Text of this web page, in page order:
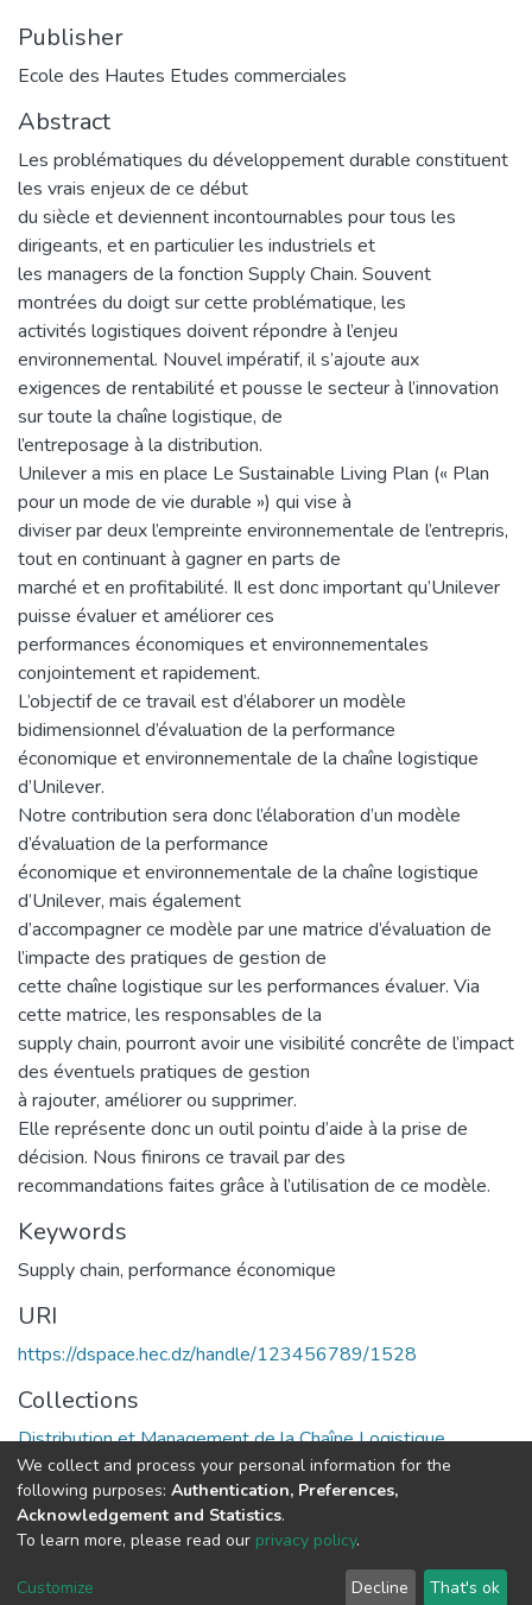
Publisher
Ecole des Hautes Etudes commerciales
Abstract
Les problématiques du développement durable constituent
les vrais enjeux de ce début
du siècle et deviennent incontournables pour tous les
dirigeants, et en particulier les industriels et
les managers de la fonction Supply Chain. Souvent
montrées du doigt sur cette problématique, les
activités logistiques doivent répondre à l’enjeu
environnemental. Nouvel impératif, il s’ajoute aux
exigences de rentabilité et pousse le secteur à l’innovation
sur toute la chaîne logistique, de
l’entreposage à la distribution.
Unilever a mis en place Le Sustainable Living Plan (« Plan
pour un mode de vie durable ») qui vise à
diviser par deux l’empreinte environnementale de l’entrepris,
tout en continuant à gagner en parts de
marché et en profitabilité. Il est donc important qu’Unilever
puisse évaluer et améliorer ces
performances économiques et environnementales
conjointement et rapidement.
L’objectif de ce travail est d’élaborer un modèle
bidimensionnel d’évaluation de la performance
économique et environnementale de la chaîne logistique
d’Unilever.
Notre contribution sera donc l’élaboration d’un modèle
d’évaluation de la performance
économique et environnementale de la chaîne logistique
d’Unilever, mais également
d’accompagner ce modèle par une matrice d’évaluation de
l’impacte des pratiques de gestion de
cette chaîne logistique sur les performances évaluer. Via
cette matrice, les responsables de la
supply chain, pourront avoir une visibilité concrête de l’impact
des éventuels pratiques de gestion
à rajouter, améliorer ou supprimer.
Elle représente donc un outil pointu d’aide à la prise de
décision. Nous finirons ce travail par des
recommandations faites grâce à l’utilisation de ce modèle.
Keywords
Supply chain, performance économique
URI
https://dspace.hec.dz/handle/123456789/1528
Collections
Distribution et Management de la Chaîne Logistique
Full item page
DSpace software copyright © 2002-2026
Cookie
End User
Send
We collect and process your personal information for the
following purposes: Authentication, Preferences,
Acknowledgement and Statistics.
To learn more, please read our privacy policy.
Customize Decline That's ok